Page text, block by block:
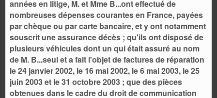
années en litige, M. et Mme B...ont effectué de
nombreuses dépenses courantes en France, payées
par chèque ou par carte bancaire, et y ont notamment
souscrit une assurance décès ; qu'ils ont disposé de
plusieurs véhicules dont un qui était assuré au nom
de M. B...seul et a fait l'objet de factures de réparation
le 24 janvier 2002, le 16 mai 2002, le 6 mai 2003, le 25
juin 2003 et le 31 octobre 2003 ; que des pièces
obtenues dans le cadre du droit de communication